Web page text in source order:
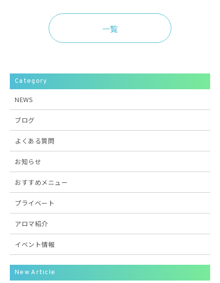
一覧
Category
NEWS
ブログ
よくある質問
お知らせ
おすすめメニュー
プライベート
アロマ紹介
イベント情報
New Article